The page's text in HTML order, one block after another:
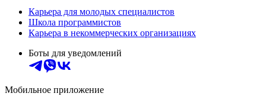
Карьера для молодых специалистов
Школа программистов
Карьера в некоммерческих организациях
Боты для уведомлений
Мобильное приложение